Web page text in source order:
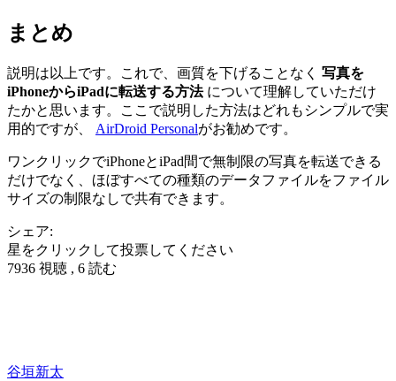
まとめ
説明は以上です。これで、画質を下げることなく 写真を
iPhoneからiPadに転送する方法 について理解していただけ
たかと思います。ここで説明した方法はどれもシンプルで実
用的ですが、 AirDroid Personalがお勧めです。
ワンクリックでiPhoneとiPad間で無制限の写真を転送できる
だけでなく、ほぼすべての種類のデータファイルをファイル
サイズの制限なしで共有できます。
シェア:
星をクリックして投票してください
7936 視聴 , 6 読む
谷垣新太